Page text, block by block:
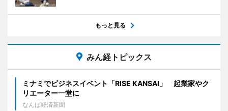
もっと見る
みん経トピックス
ミナミでビジネスイベント「RISE KANSAI」 起業家やク
リエーター一堂に
なんば経済新聞